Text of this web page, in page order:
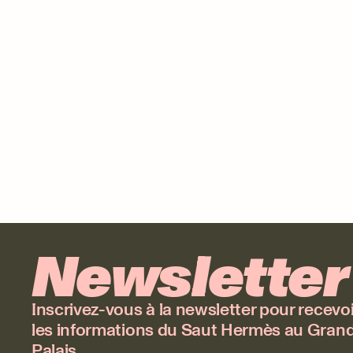
Newsletter
Inscrivez-vous à la newsletter pour
les informations du Saut Hermès au